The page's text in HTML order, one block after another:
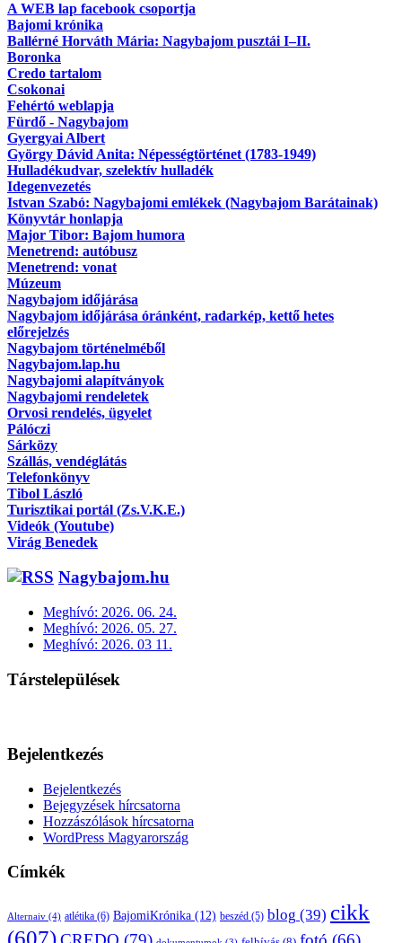
A WEB lap facebook csoportja
Bajomi krónika
Ballérné Horváth Mária: Nagybajom pusztái I–II.
Boronka
Credo tartalom
Csokonai
Fehértó weblapja
Fürdő - Nagybajom
Gyergyai Albert
György Dávid Anita: Népességtörténet (1783-1949)
Hulladékudvar, szelektív hulladék
Idegenvezetés
Istvan Szabó: Nagybajomi emlékek (Nagybajom Barátainak)
Könyvtár honlapja
Major Tibor: Bajom humora
Menetrend: autóbusz
Menetrend: vonat
Múzeum
Nagybajom időjárása
Nagybajom időjárása óránként, radarkép, kettő hetes
előrejelzés
Nagybajom történelméből
Nagybajom.lap.hu
Nagybajomi alapítványok
Nagybajomi rendeletek
Orvosi rendelés, ügyelet
Pálóczi
Sárközy
Szállás, vendéglátás
Telefonkönyv
Tibol László
Turisztikai portál (Zs.V.K.E.)
Videók (Youtube)
Virág Benedek
Nagybajom.hu
Meghívó: 2026. 06. 24.
Meghívó: 2026. 05. 27.
Meghívó: 2026. 03 11.
Társtelepülések
Bejelentkezés
Bejelentkezés
Bejegyzések hírcsatorna
Hozzászólások hírcsatorna
WordPress Magyarország
Címkék
Alternaiv (4) atlétika (6) BajomiKrónika (12) beszéd (5) blog (39) cikk
(607)